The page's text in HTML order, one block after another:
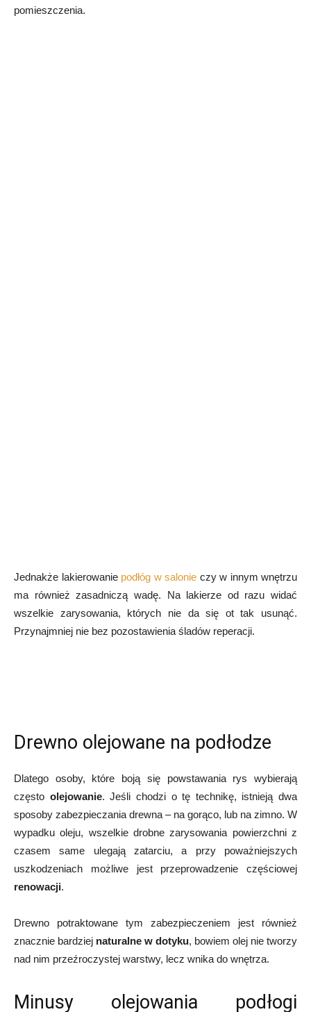
pomieszczenia.
Jednakże lakierowanie podłóg w salonie czy w innym wnętrzu
ma również zasadniczą wadę. Na lakierze od razu widać
wszelkie zarysowania, których nie da się ot tak usunąć.
Przynajmniej nie bez pozostawienia śladów reperacji.
Drewno olejowane na podłodze
Dlatego osoby, które boją się powstawania rys wybierają
często olejowanie. Jeśli chodzi o tę technikę, istnieją dwa
sposoby zabezpieczania drewna – na gorąco, lub na zimno. W
wypadku oleju, wszelkie drobne zarysowania powierzchni z
czasem same ulegają zatarciu, a przy poważniejszych
uszkodzeniach możliwe jest przeprowadzenie częściowej
renowacji.
Drewno potraktowane tym zabezpieczeniem jest również
znacznie bardziej naturalne w dotyku, bowiem olej nie tworzy
nad nim przeźroczystej warstwy, lecz wnika do wnętrza.
Minusy olejowania podłogi